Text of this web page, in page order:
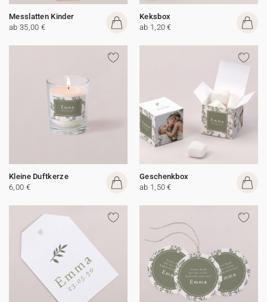
Messlatten Kinder
ab 35,00 €
Keksbox
ab 1,20 €
Kleine Duftkerze
6,00 €
Geschenkbox
ab 1,50 €